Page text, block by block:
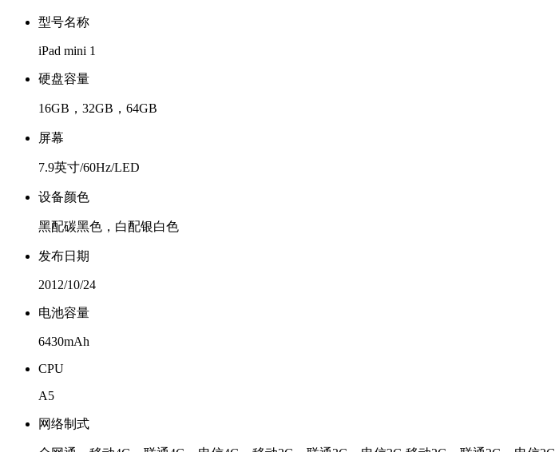
型号名称
iPad mini 1
硬盘容量
16GB，32GB，64GB
屏幕
7.9英寸/60Hz/LED
设备颜色
黑配碳黑色，白配银白色
发布日期
2012/10/24
电池容量
6430mAh
CPU
A5
网络制式